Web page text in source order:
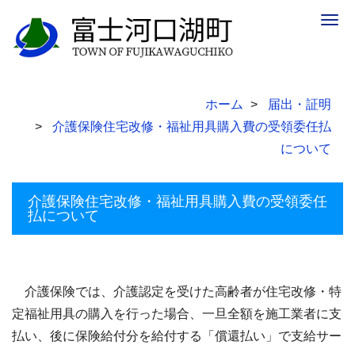
ホーム
届出・証明
介護保険住宅改修・福祉用具購入費の受領委任払
について
介護保険住宅改修・福祉用具購入費の受領委任
払について
介護保険では、介護認定を受けた高齢者が住宅改修・特
定福祉用具の購入を行った場合、一旦全額を施工業者に支
払い、後に保険給付分を給付する「償還払い」で支給サー